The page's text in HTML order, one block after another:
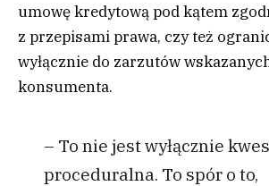
umowę kredytową pod kątem
z przepisami prawa, czy też
wyłącznie do zarzutów
konsumenta.
– To nie jest wyłącznie
proceduralna. To spór o to,